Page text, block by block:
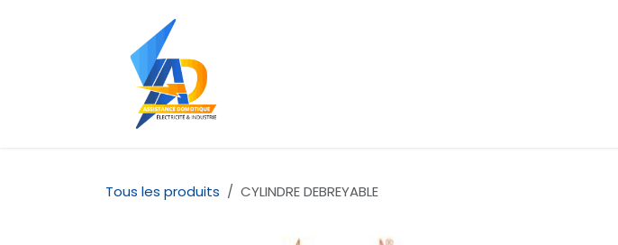
Tous les produits CYLINDRE DEBREYABLE